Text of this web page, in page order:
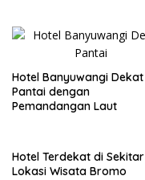
Hotel Banyuwangi Dekat
Pantai dengan
Pemandangan Laut
Hotel Terdekat di Sekitar
Lokasi Wisata Bromo